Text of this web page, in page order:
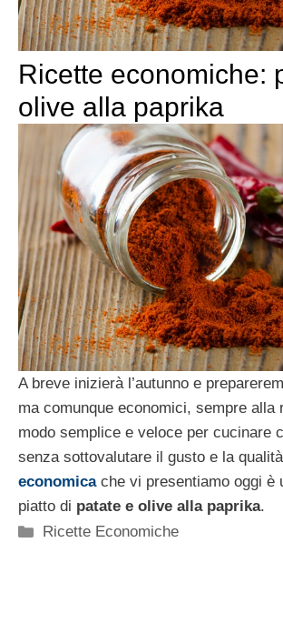
Ricette economiche:
olive alla paprika
A breve inizierà l’autunno e
ma comunque economici, sempre alla
modo semplice e veloce per cucinare
senza sottovalutare il gusto e la
economica che vi presentiamo oggi è
piatto di patate e olive alla paprika.
Categorie
Ricette Economiche